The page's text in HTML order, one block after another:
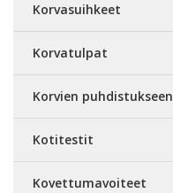
Korvasuihkeet
Korvatulpat
Korvien puhdistukseen
Kotitestit
Kovettumavoiteet